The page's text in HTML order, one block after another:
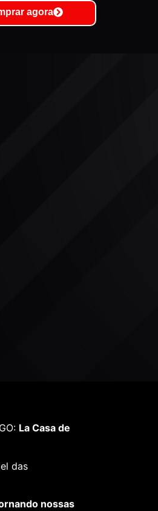
agora
La Casa de
das
nossas